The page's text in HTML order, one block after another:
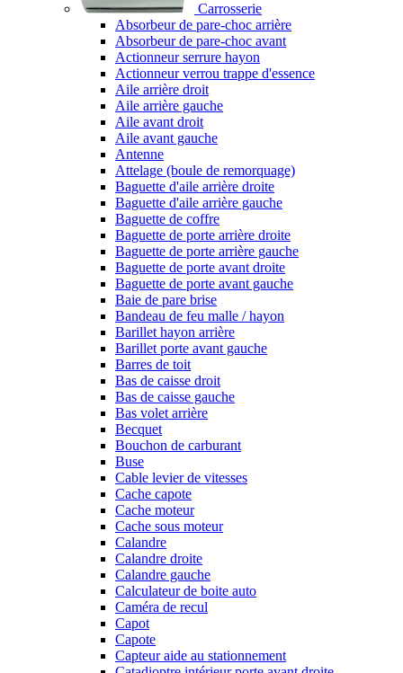
Carrosserie
Absorbeur de pare-choc arrière
Absorbeur de pare-choc avant
Actionneur serrure hayon
Actionneur verrou trappe d'essence
Aile arrière droit
Aile arrière gauche
Aile avant droit
Aile avant gauche
Antenne
Attelage (boule de remorquage)
Baguette d'aile arrière droite
Baguette d'aile arrière gauche
Baguette de coffre
Baguette de porte arrière droite
Baguette de porte arrière gauche
Baguette de porte avant droite
Baguette de porte avant gauche
Baie de pare brise
Bandeau de feu malle / hayon
Barillet hayon arrière
Barillet porte avant gauche
Barres de toit
Bas de caisse droit
Bas de caisse gauche
Bas volet arrière
Becquet
Bouchon de carburant
Buse
Cable levier de vitesses
Cache capote
Cache moteur
Cache sous moteur
Calandre
Calandre droite
Calandre gauche
Calculateur de boite auto
Caméra de recul
Capot
Capote
Capteur aide au stationnement